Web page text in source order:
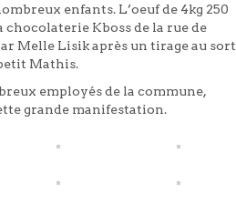
enfants. L’oeuf de 4kg 250
chocolaterie Kboss de la rue de
Melle Lisik après un tirage au sort
Mathis.
employés de la commune,
grande manifestation.